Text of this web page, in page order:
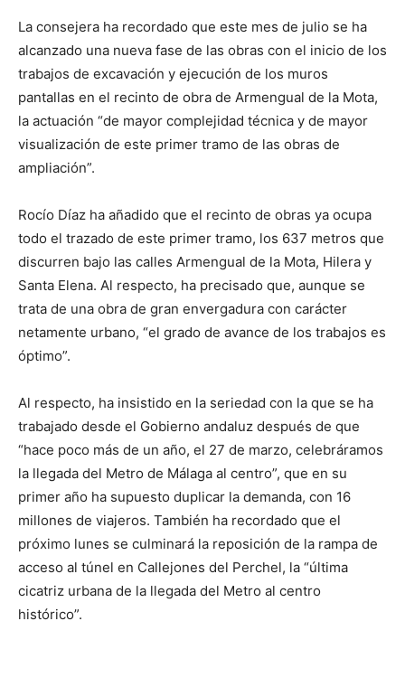
La consejera ha recordado que este mes de julio se ha
alcanzado una nueva fase de las obras con el inicio de los
trabajos de excavación y ejecución de los muros
pantallas en el recinto de obra de Armengual de la Mota,
la actuación “de mayor complejidad técnica y de mayor
visualización de este primer tramo de las obras de
ampliación”.
Rocío Díaz ha añadido que el recinto de obras ya ocupa
todo el trazado de este primer tramo, los 637 metros que
discurren bajo las calles Armengual de la Mota, Hilera y
Santa Elena. Al respecto, ha precisado que, aunque se
trata de una obra de gran envergadura con carácter
netamente urbano, “el grado de avance de los trabajos es
óptimo”.
Al respecto, ha insistido en la seriedad con la que se ha
trabajado desde el Gobierno andaluz después de que
“hace poco más de un año, el 27 de marzo, celebráramos
la llegada del Metro de Málaga al centro”, que en su
primer año ha supuesto duplicar la demanda, con 16
millones de viajeros. También ha recordado que el
próximo lunes se culminará la reposición de la rampa de
acceso al túnel en Callejones del Perchel, la “última
cicatriz urbana de la llegada del Metro al centro
histórico”.